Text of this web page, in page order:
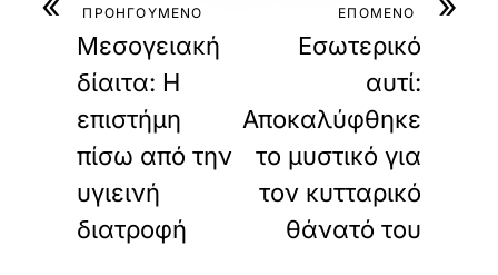
ΠΡΟΗΓΟΥΜΕΝΟ
Μεσογειακή
δίαιτα: Η
επιστήμη
πίσω από την
υγιεινή
διατροφή
ΕΠΟΜΕΝΟ
Εσωτερικό
αυτί:
Αποκαλύφθηκε
το μυστικό για
τον κυτταρικό
θάνατό του